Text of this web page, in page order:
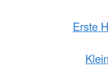
Erste